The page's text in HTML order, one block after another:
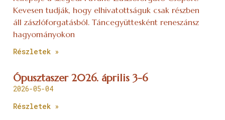
Kevesen tudják, hogy elhivatottságuk csak részben
áll zászlóforgatásból. Táncegyüttesként reneszánsz
hagyományokon
Részletek »
Ópusztaszer 2026. április 3-6
2026-05-04
Részletek »